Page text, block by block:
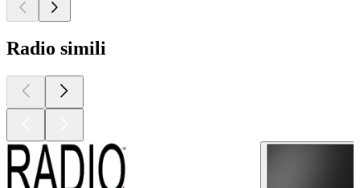
Radio simili